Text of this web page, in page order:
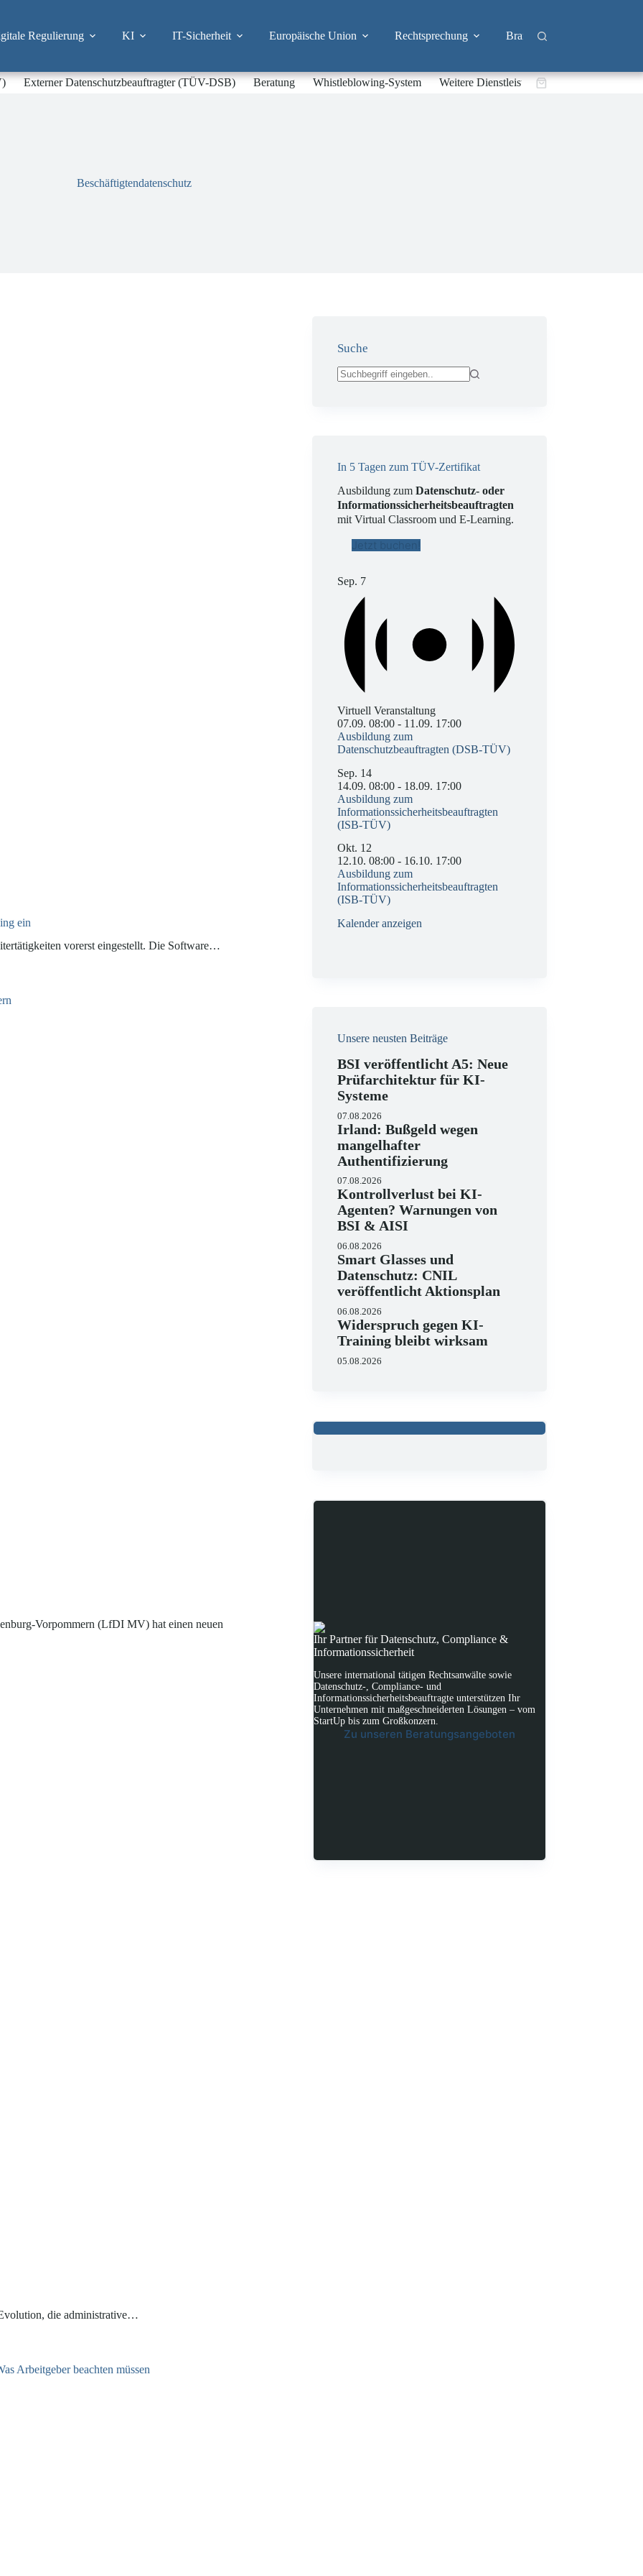
Regulierung KI IT-Sicherheit Europäische Union Rechtsprechung Branchen
Externer Datenschutzbeauftragter (TÜV-DSB) Beratung Whistleblowing-System Weitere DienstleistungenWarenkorb
Beschäftigtendatenschutz
ein
vorerst eingestellt. Die Software…
Vorpommern (LfDI MV) hat einen neuen
die administrative…
Suche
In 5 Tagen zum TÜV-Zertifikat
Ausbildung zumDatenschutz- oder
Informationssicherheitsbeauftragten
mit Virtual Classroom und E-Learning.
Jetzt buchen!
Sep. 7
Virtuell Veranstaltung
07.09. 08:00 - 11.09. 17:00
Ausbildung zum
Datenschutzbeauftragten (DSB-TÜV)
Sep. 14
14.09. 08:00 - 18.09. 17:00
Ausbildung zum
Informationssicherheitsbeauftragten
(ISB-TÜV)
Okt. 12
12.10. 08:00 - 16.10. 17:00
Ausbildung zum
Informationssicherheitsbeauftragten
(ISB-TÜV)
Kalender anzeigen
Unsere neusten Beiträge
BSI veröffentlicht A5: Neue
Prüfarchitektur für KI-
Systeme
07.08.2026
Irland: Bußgeld wegen
mangelhafter
Authentifizierung
07.08.2026
Kontrollverlust bei KI-
Agenten? Warnungen von
BSI & AISI
06.08.2026
Smart Glasses und
Datenschutz: CNIL
veröffentlicht Aktionsplan
06.08.2026
Widerspruch gegen KI-
Training bleibt wirksam
05.08.2026
Ihr Partner für Datenschutz, Compliance &
Informationssicherheit
Unsere international tätigen Rechtsanwälte sowie
Datenschutz-, Compliance- und
Informationssicherheitsbeauftragte unterstützen Ihr
Unternehmen mit maßgeschneiderten Lösungen – vom
StartUp bis zum Großkonzern.
Zu unseren Beratungsangeboten